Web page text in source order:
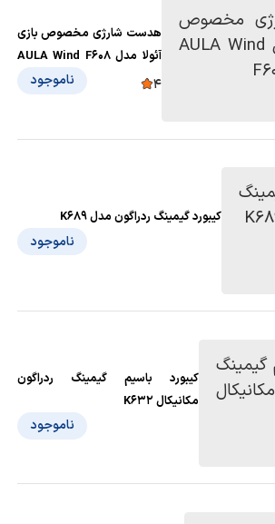
هدست شارژی مخصوص بازی
آئولا مدل AULA Wind F608
3 in 1 RGB
4 ناموجود
کیبورد گیمینگ ردراگون مدل K689
ناموجود
کیبورد باسیم گیمینگ ردراگون
مکانیکال K632
ناموجود